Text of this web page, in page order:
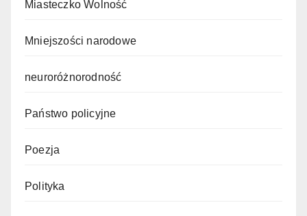
Miasteczko Wolność
Mniejszości narodowe
neuroróżnorodność
Państwo policyjne
Poezja
Polityka